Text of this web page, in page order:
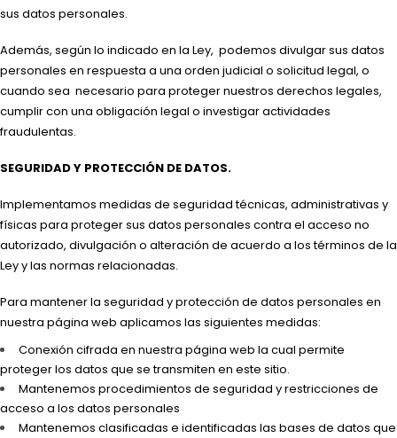
sus datos personales.
Además, según lo indicado en la Ley, podemos divulgar sus datos
personales en respuesta a una orden judicial o solicitud legal, o
cuando sea necesario para proteger nuestros derechos legales,
cumplir con una obligación legal o investigar actividades
fraudulentas.
SEGURIDAD Y PROTECCIÓN DE DATOS.
Implementamos medidas de seguridad técnicas, administrativas y
físicas para proteger sus datos personales contra el acceso no
autorizado, divulgación o alteración de acuerdo a los términos de la
Ley y las normas relacionadas.
Para mantener la seguridad y protección de datos personales en
nuestra página web aplicamos las siguientes medidas:
Conexión cifrada en nuestra página web la cual permite
proteger los datos que se transmiten en este sitio.
Mantenemos procedimientos de seguridad y restricciones de
acceso a los datos personales
Mantenemos clasificadas e identificadas las bases de datos que